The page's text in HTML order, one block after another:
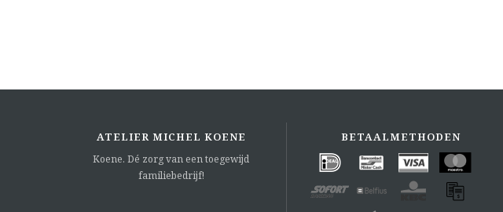
ATELIER MICHEL KOENE
Koene. Dé zorg van een toegewijd
familiebedrijf!
BETAALMETHODEN